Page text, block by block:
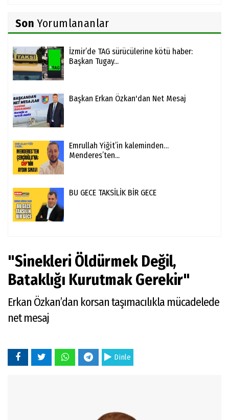
Son Yorumlananlar
İzmir’de TAG sürücülerine kötü haber:
Başkan Tugay...
Başkan Erkan Özkan'dan Net Mesaj
Emrullah Yiğit’in kaleminden…
Menderes’ten...
BU GECE TAKSİLİK BİR GECE
"Sinekleri Öldürmek Değil,
Bataklığı Kurutmak Gerekir"
Erkan Özkan’dan korsan taşımacılıkla mücadelede
net mesaj
Dinle